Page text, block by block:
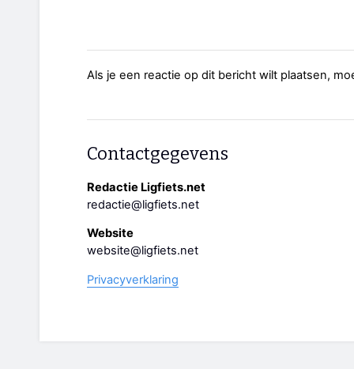
Als je een reactie op dit bericht wilt plaatsen,
Contactgegevens
Redactie Ligfiets.net
redactie@ligfiets.net
Website
website@ligfiets.net
Privacyverklaring